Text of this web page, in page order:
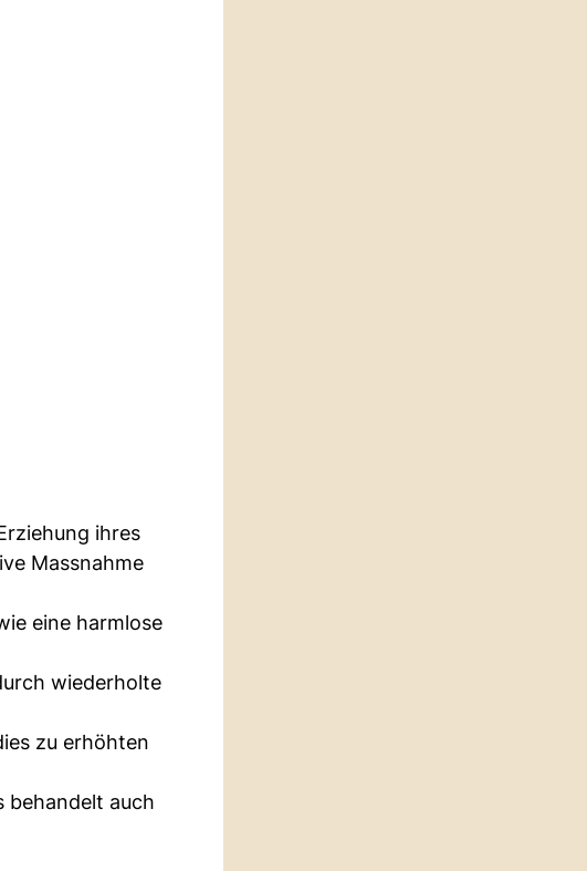
ihres
Massnahme
eine harmlose
wiederholte
zu erhöhten
behandelt auch